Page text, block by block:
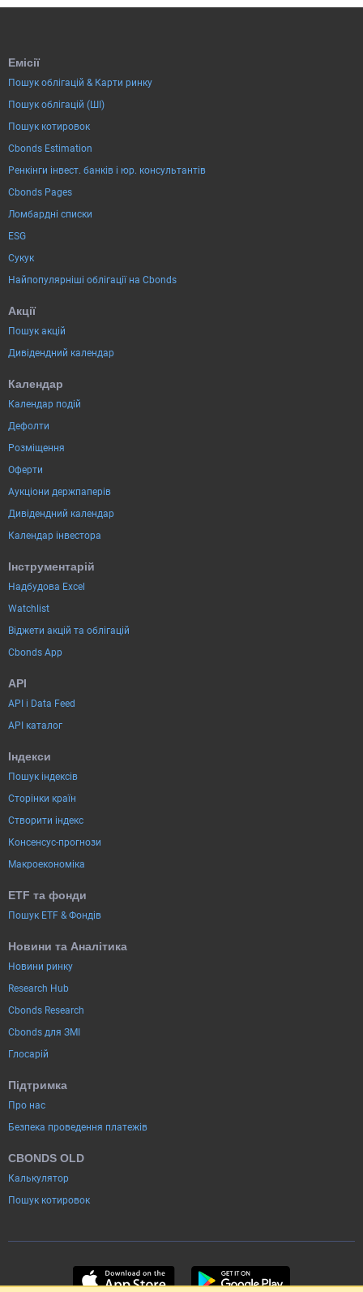
Емісії
Пошук облігацій & Карти ринку
Пошук облігацій (ШІ)
Пошук котировок
Cbonds Estimation
Ренкінги інвест. банків і юр. консультантів
Cbonds Pages
Ломбардні списки
ESG
Сукук
Найпопулярніші облігації на Cbonds
Акції
Пошук акцій
Дивідендний календар
Календар
Календар подій
Дефолти
Розміщення
Оферти
Аукціони держпаперів
Дивідендний календар
Календар інвестора
Інструментарій
Надбудова Excel
Watchlist
Віджети акцій та облігацій
Cbonds App
API
API і Data Feed
API каталог
Індекси
Пошук індексів
Сторінки країн
Створити індекс
Консенсус-прогнози
Макроекономіка
ETF та фонди
Пошук ETF & Фондів
Новини та Аналітика
Новини ринку
Research Hub
Cbonds Research
Cbonds для ЗМІ
Глосарій
Підтримка
Про нас
Безпека проведення платежів
CBONDS OLD
Калькулятор
Пошук котировок